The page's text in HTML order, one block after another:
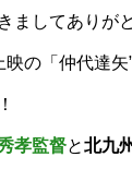
ましてありが
映の「仲代達
孝監督と北九